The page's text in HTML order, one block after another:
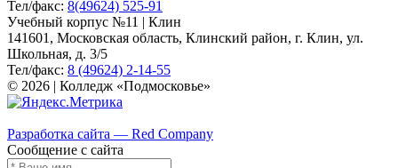
Тел/факс: 8(49624) 525-91
Учебный корпус №11 | Клин
141601, Московская область, Клинский район, г. Клин, ул.
Школьная, д. 3/5
Тел/факс: 8 (49624) 2-14-55
© 2026 | Колледж «Подмосковье»
Разработка сайта — Red Company
Сообщение с сайта